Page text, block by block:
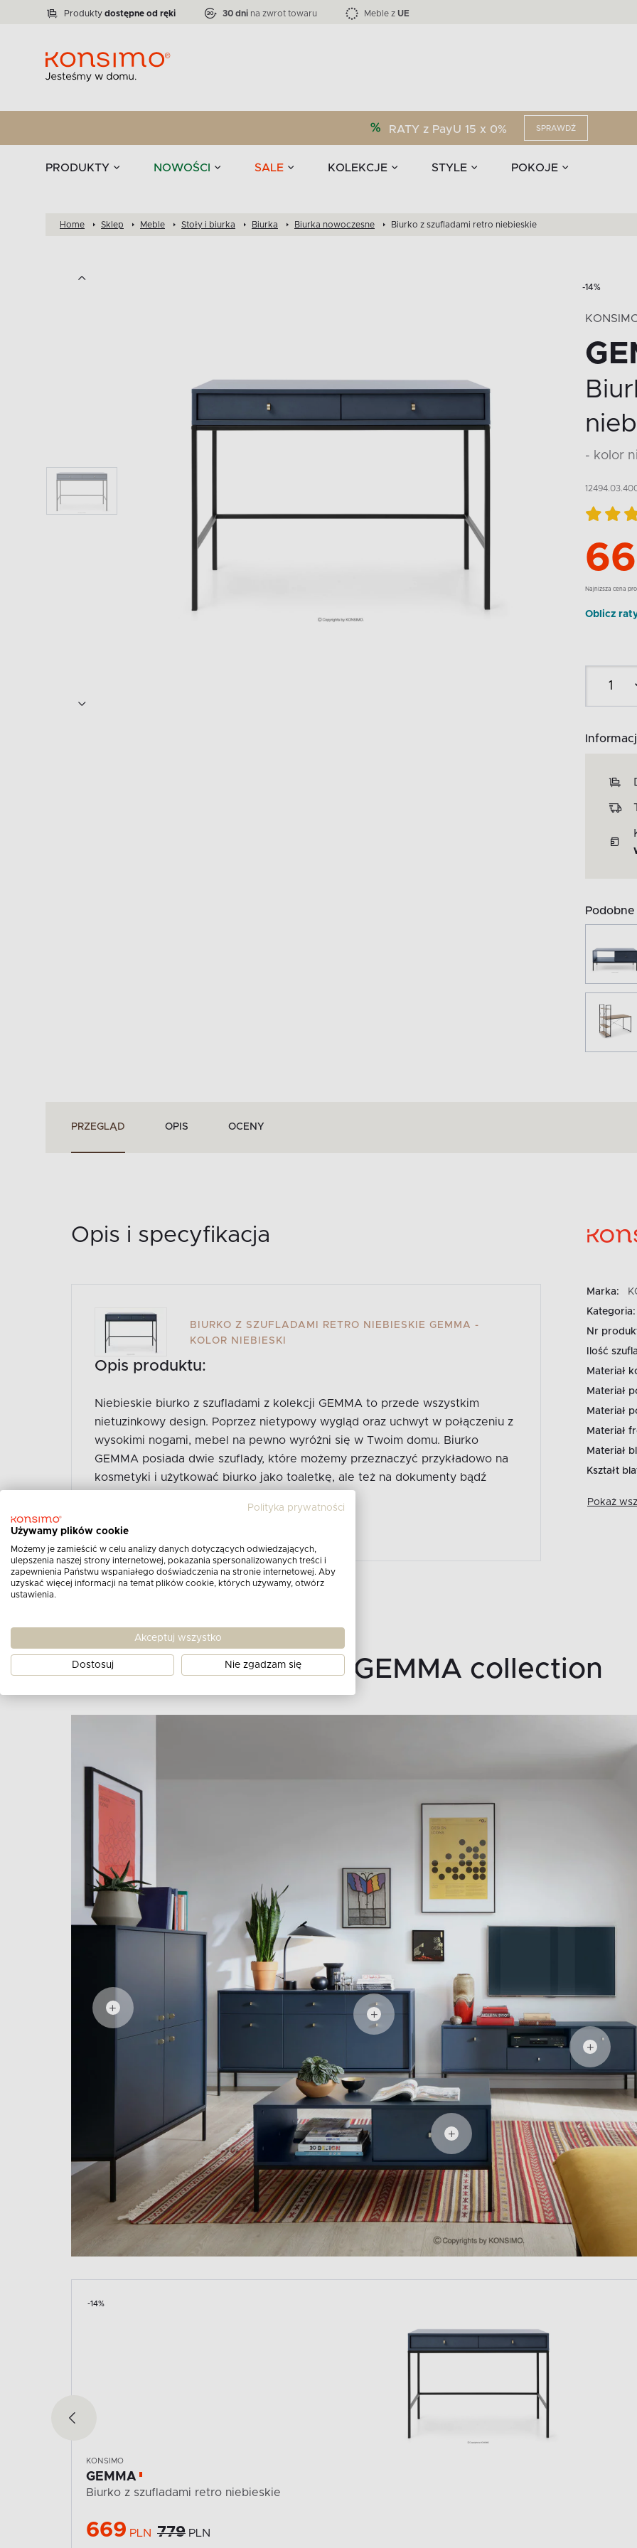
Produkty dostępne od ręki 30 dni na zwrot towaru Meble z UE
RATY z PayU 15 x 0% SPRAWDŹ
PRODUKTY NOWOŚCI SALE KOLEKCJE STYLE POKOJE
Zastawy stołowe i akcesoria
Kolekcja narożników RATLO -39 % Kolekcja mebli LOFTY -45 %
VICTO Liczba produktów:71 EPIRI Liczba produktów:
ELEGANT Liczba produktów:864 TEENS Liczba produktów:
stołowe
Home Sklep Meble Stoły i biurka Biurka Biurka nowoczesne Biurko z szufladami retro niebieskie
-14%
- kolor
Najnizsza cena
Oblicz
PRZEGLĄD OPIS OCENY
Opis i specyfikacja
BIURKO Z SZUFLADAMI RETRO NIEBIESKIE GEMMA -
KOLOR NIEBIESKI
Opis produktu:
Niebieskie biurko z szufladami z kolekcji GEMMA to przede wszystkim
nietuzinkowy design. Poprzez nietypowy wygląd oraz uchwyt w połączeniu z
wysokimi nogami, mebel na pewno wyróżni się w Twoim domu. Biurko
GEMMA posiada dwie szuflady, które możemy przeznaczyć przykładowo na
kosmetyki i użytkować biurko jako toaletkę, ale też na dokumenty bądź
Zobacz cały opis produktu
Marka:
Kategoria:
Nr
Ilość
Materiał
Materiał
Materiał
Materiał
Materiał
Kształt
Pokaż
GEMMA collection
-14%
KONSIMO
GEMMA
Biurko z szufladami retro niebieskie
669 PLN 779 PLN
Polityka prywatności
Używamy plików cookie
Możemy je zamieścić w celu analizy danych dotyczących odwiedzających,
ulepszenia naszej strony internetowej, pokazania spersonalizowanych treści i
zapewnienia Państwu wspaniałego doświadczenia na stronie internetowej. Aby
uzyskać więcej informacji na temat plików cookie, których używamy, otwórz
ustawienia.
Akceptuj wszystko
Dostosuj Nie zgadzam się